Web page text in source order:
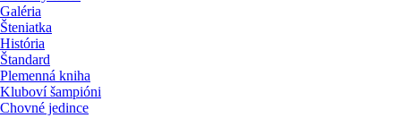
Galéria
Šteniatka
História
Štandard
Plemenná kniha
Kluboví šampióni
Chovné jedince